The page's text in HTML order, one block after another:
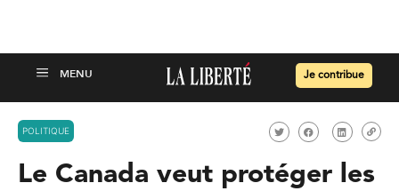
Je contribue
POLITIQUE
Le Canada veut protéger les